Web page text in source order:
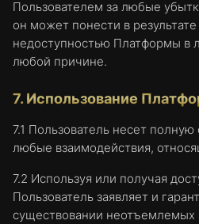
Пользователем за любые
он может понести в результате
недоступностью Платформы в
любой причине.
7. Использование
7.1 Пользователь несет полную
любые взаимодействия,
7.2 Используя или получая
Пользователь заявляет и
существовании неотъемлемых
того, чтобы
удобство Пользователям,
персонализированную
предпочтения в области
правильную информацию.
использование Платформы,
подтверждает свое
и размещение файлов
3. Компания и поставщики
использовать на Сайте
cookie: